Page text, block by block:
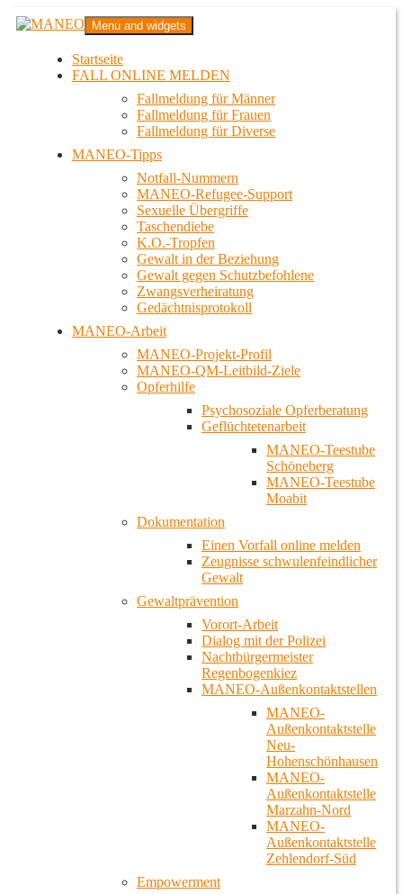
Zum
InhaltMANEO
Das schwule Anti-Gewalt-Projekt in Berlin
Menu and widgets
Startseite
FALL ONLINE MELDEN
Fallmeldung für Männer
Fallmeldung für Frauen
Fallmeldung für Diverse
MANEO-Tipps
Notfall-Nummern
MANEO-Refugee-Support
Sexuelle Übergriffe
Taschendiebe
K.O.-Tropfen
Gewalt in der Beziehung
Gewalt gegen Schutzbefohlene
Zwangsverheiratung
Gedächtnisprotokoll
MANEO-Arbeit
MANEO-Projekt-Profil
MANEO-QM-Leitbild-Ziele
Opferhilfe
Psychosoziale Opferberatung
Geflüchtetenarbeit
MANEO-Teestube
Schöneberg
MANEO-Teestube
Moabit
Dokumentation
Einen Vorfall online melden
Zeugnisse schwulenfeindlicher
Gewalt
Gewaltprävention
Vorort-Arbeit
Dialog mit der Polizei
Nachtbürgermeister
Regenbogenkiez
MANEO-Außenkontaktstellen
MANEO-
Außenkontaktstelle
Neu-
Hohenschönhausen
MANEO-
Außenkontaktstelle
Marzahn-Nord
MANEO-
Außenkontaktstelle
Zehlendorf-Süd
Empowerment